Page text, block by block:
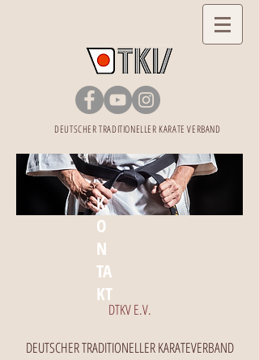
DEUTSCHER TRADITIONELLER KARATE VERBAND
K
O
N
TA
KT
DTKV E.V.
DEUTSCHER TRADITIONELLER KARATEVERBAND